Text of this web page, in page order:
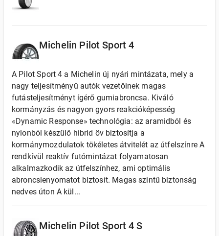
Michelin Pilot Sport 4
A Pilot Sport 4 a Michelin új nyári mintázata, mely a
nagy teljesítményű autók vezetőinek magas
futásteljesítményt ígérő gumiabroncsa. Kiváló
kormányzás és nagyon gyors reakcióképesség
«Dynamic Response» technológia: az aramidból és
nylonból készülő hibrid öv biztosítja a
kormánymozdulatok tökéletes átvitelét az útfelszínre A
rendkívül reaktív futómintázat folyamatosan
alkalmazkodik az útfelszínhez, ami optimális
abroncslenyomatot biztosít. Magas szintű biztonság
nedves úton A kül...
Michelin Pilot Sport 4 S